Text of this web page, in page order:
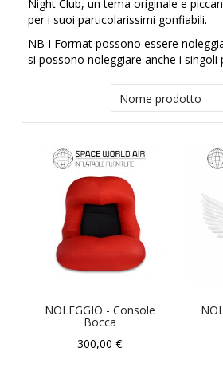
Night Club, un tema originale e
per i suoi particolarissimi gonfiabili.
NB I Format possono essere
si possono noleggiare anche i singoli
NOLEGGIO - Console
Bocca
300,00 €